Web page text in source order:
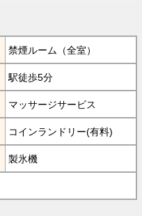
禁煙ルーム（全室）
駅徒歩5分
マッサージサービス
コインランドリー(有料)
製氷機